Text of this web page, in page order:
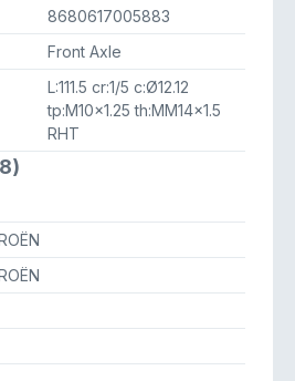
8680617005883
Front Axle
L:111.5 cr:1/5 c:Ø12.12
tp:M10x1.25 th:MM14x1.5
RHT